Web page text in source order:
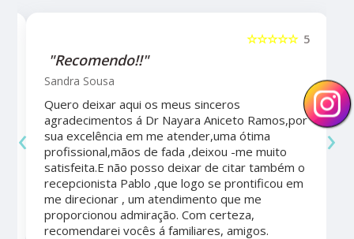
5
☆☆☆☆☆
"Recomendo!!"
Sandra Sousa
Quero deixar aqui os meus sinceros
agradecimentos á Dr Nayara Aniceto Ramos,por
sua excelência em me atender,uma ótima
profissional,mãos de fada ,deixou -me muito
satisfeita.E não posso deixar de citar também o
recepcionista Pablo ,que logo se prontificou em
me direcionar , um atendimento que me
proporcionou admiração. Com certeza,
recomendarei vocês á familiares, amigos.
‹ ›